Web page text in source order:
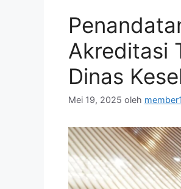
Akreditasi
Dinas
Mei 19, 2025 oleh